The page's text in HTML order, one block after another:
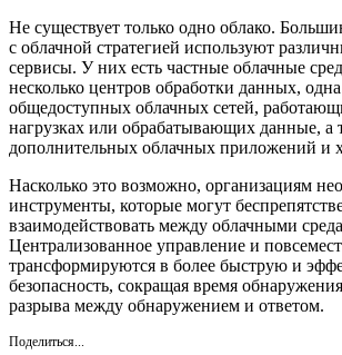
Не существует только одно облако.
с облачной стратегией используют
сервисы. У них есть частные облачные
несколько центров обработки данных,
общедоступных облачных сетей,
нагрузках или обрабатывающих данные, а
дополнительных облачных приложений и
Насколько это возможно, организациям
инструменты, которые могут
взаимодействовать между облачными
Централизованное управление и
трансформируются в более быструю и
безопасность, сокращая время
разрыва между обнаружением и ответом.
Поделиться...